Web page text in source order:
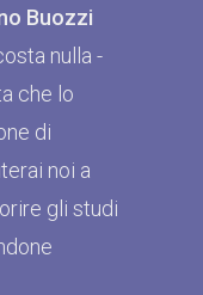
Buozzi
nulla -
che lo
di
noi a
gli studi